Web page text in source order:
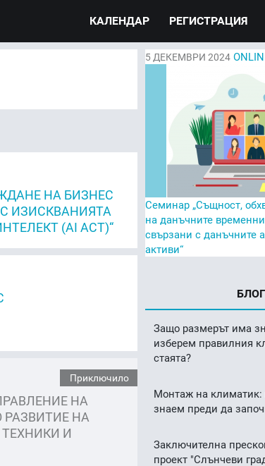
КАЛЕНДАР РЕГИСТРАЦИЯ
НА БИЗНЕС
ИЗИСКВАНИЯТА
(AI ACT)“
Приключило
НА
НА
И
5ДЕКЕМВРИ 2024
Семинар „Същност,
на данъчните
свързани с данъчните
активи“
БЛОГ
Защо размерът има
изберем правилния
стаята?
Монтаж на климатик:
знаем преди да
Заключителна
проект "Слънчеви